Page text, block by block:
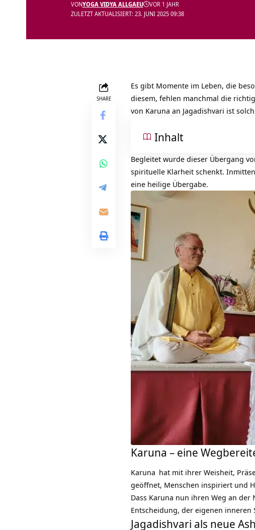
ZULETZT AKTUALISIERT: 23. JUNI 2025 09:38
VONYOGA VIDYA ALLGAEU VOR 1 JAHR
SHARE
Es gibt Momente im Leben, die
diesem, fehlen manchmal die
von Karuna an Jagadishvari ist
Inhalt
Begleitet wurde dieser Übergang
spirituelle Klarheit schenkt.
eine heilige Übergabe.
Karuna – eine
Karuna hat mit ihrer Weisheit,
geöffnet, Menschen inspiriert und
Dass Karuna nun ihren Weg an
Entscheidung, der eigenen inneren
Jagadishvari als neue